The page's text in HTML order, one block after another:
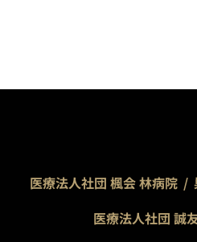
医療法人社団 楓会 林病院
医療法人社団 誠